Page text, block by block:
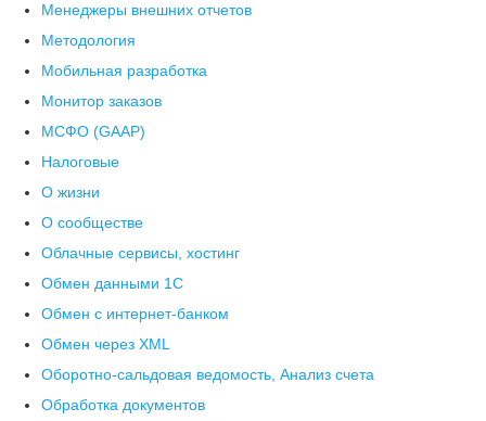
Менеджеры внешних отчетов
Методология
Мобильная разработка
Монитор заказов
МСФО (GAAP)
Налоговые
О жизни
О сообществе
Облачные сервисы, хостинг
Обмен данными 1С
Обмен с интернет-банком
Обмен через XML
Оборотно-сальдовая ведомость, Анализ счета
Обработка документов